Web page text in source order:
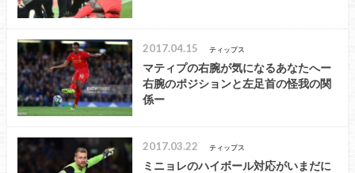
2017.04.15 ティップス
マティプの右腕が気になるあなたへー
右腕のポジションと左足首の怪我の関
係ー
2017.03.22 ティップス
ミニョレのハイボール対応がいまだに